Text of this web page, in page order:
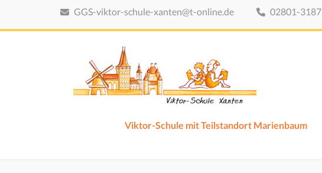
springen
GGS-viktor-schule-xanten@t-online.de 02801-3187
Viktor-Schule mit Teilstandort Marienbaum